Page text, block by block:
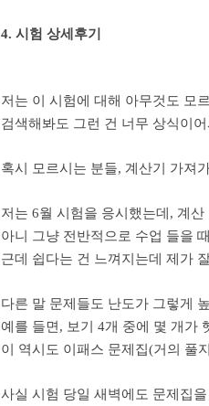
4. 시험 상세후기
저는 이 시험에 대해 아무것도 모
검색해봐도 그런 건 너무 상식이
혹시 모르시는 분들, 계산기 가져
저는 6월 시험을 응시했는데, 계
아니 그냥 전반적으로 수업 들을
근데 쉽다는 건 느껴지는데 제가
다른 말 문제들도 난도가 그렇게
예를 들면, 보기 4개 중에 몇 개가
이 역시도 이패스 문제집(거의 풀
사실 시험 당일 새벽에도 문제집